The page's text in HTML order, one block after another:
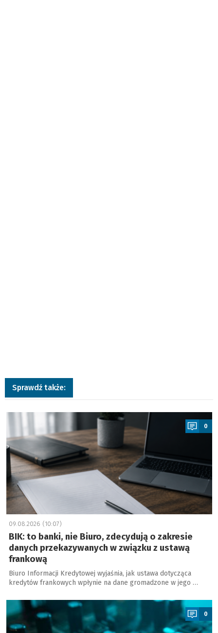
Sprawdź także:
a
0
09.08.2026 (10:07)
BIK: to banki, nie Biuro, zdecydują o zakresie
danych przekazywanych w związku z ustawą
frankową
Biuro Informacji Kredytowej wyjaśnia, jak ustawa dotycząca
kredytów frankowych wpłynie na dane gromadzone w jego …
a
0